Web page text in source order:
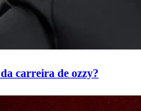
carreira de ozzy?